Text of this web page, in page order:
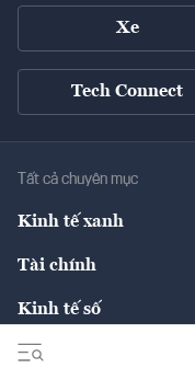
Xe
Tech Connect
Tất cả chuyên mục
Kinh tế xanh
Thương hiệu xanh
Diễn đàn
Tài chính
Ngân hàng
Kinh tế số
Sản phẩm - Thị trường
Bất động sản